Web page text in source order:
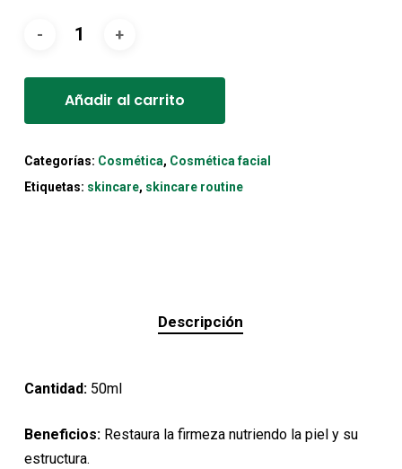
original
14,90€.11,90€.
Añadir al carrito
Categorías: Cosmética, Cosmética facial
Etiquetas: skincare, skincare routine
Descripción
Cantidad: 50ml
Beneficios: Restaura la firmeza nutriendo la piel y su
estructura.